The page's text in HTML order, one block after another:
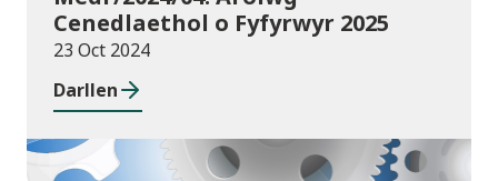
Cenedlaethol o Fyfyrwyr 2025
23 Oct 2024
Darllen